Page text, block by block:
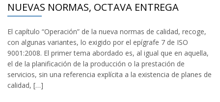
NUEVAS NORMAS, OCTAVA ENTREGA
El capítulo “Operación” de la nueva normas de calidad, recoge,
con algunas variantes, lo exigido por el epígrafe 7 de ISO
9001:2008. El primer tema abordado es, al igual que en aquella,
el de la planificación de la producción o la prestación de
servicios, sin una referencia explícita a la existencia de planes de
calidad, […]